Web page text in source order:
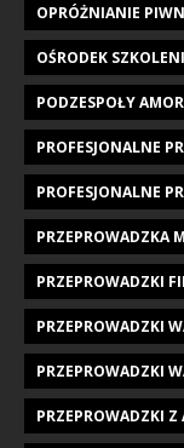
OPRÓŻNIANIE
OŚRODEK
PODZESPOŁY
PROFESJONALNE
PROFESJONALNE
PRZEPROWADZKA
PRZEPROWADZKI
PRZEPROWADZKI
PRZEPROWADZKI
PRZEPROWADZKI